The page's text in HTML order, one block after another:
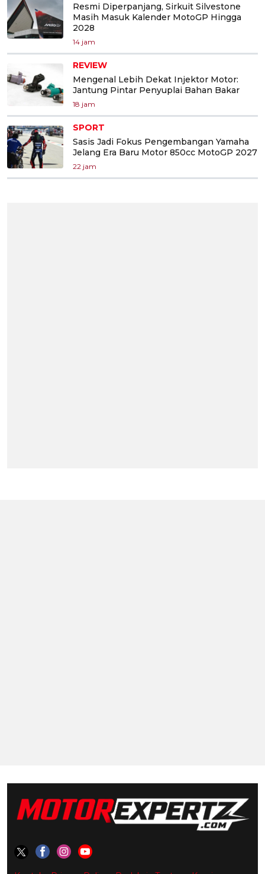
Resmi Diperpanjang, Sirkuit Silvestone
Masih Masuk Kalender MotoGP Hingga
2028
14 jam
REVIEW
Mengenal Lebih Dekat Injektor Motor:
Jantung Pintar Penyuplai Bahan Bakar
18 jam
SPORT
Sasis Jadi Fokus Pengembangan Yamaha
Jelang Era Baru Motor 850cc MotoGP 2027
22 jam